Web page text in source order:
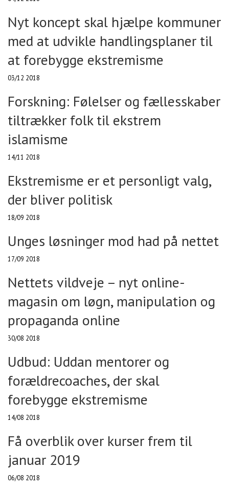
Nyt koncept skal hjælpe kommuner
med at udvikle handlingsplaner til
at forebygge ekstremisme
03/12 2018
Forskning: Følelser og fællesskaber
tiltrækker folk til ekstrem
islamisme
14/11 2018
Ekstremisme er et personligt valg,
der bliver politisk
18/09 2018
Unges løsninger mod had på nettet
17/09 2018
Nettets vildveje – nyt online-
magasin om løgn, manipulation og
propaganda online
30/08 2018
Udbud: Uddan mentorer og
forældrecoaches, der skal
forebygge ekstremisme
14/08 2018
Få overblik over kurser frem til
januar 2019
06/08 2018